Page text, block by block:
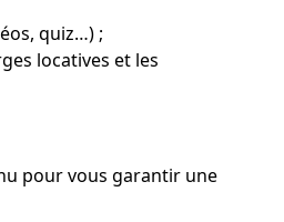
quiz…) ;
locatives et les
pour vous garantir une